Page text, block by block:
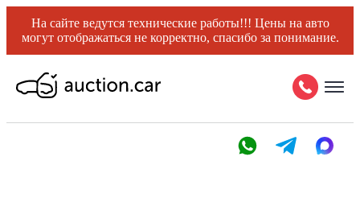
На сайте ведутся технические работы!!! Цены на авто
могут отображаться не корректно, спасибо за понимание.